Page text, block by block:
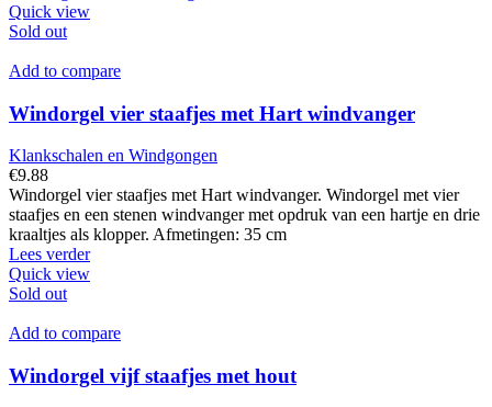
Quick view
Sold out
Add to compare
Windorgel vier staafjes met Hart windvanger
Klankschalen en Windgongen
€9.88
Windorgel vier staafjes met Hart windvanger. Windorgel met vier
staafjes en een stenen windvanger met opdruk van een hartje en drie
kraaltjes als klopper. Afmetingen: 35 cm
Lees verder
Quick view
Sold out
Add to compare
Windorgel vijf staafjes met hout